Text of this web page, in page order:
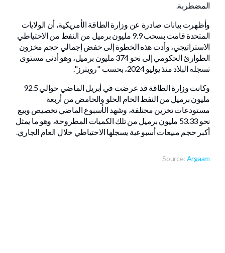
المضطربة.
وأظهرت بيانات صادرة عن وزارة الطاقة الأمريكية، أن الولايات
المتحدة قامت بسحب 9.9 مليون برميل من النفط من الاحتياطي
الاستراتيجي، وأدت هذه الخطوة إلى خفض إجمالي حجم مخزون
الطوارئ الحكومي إلى نحو 374 مليون برميل، وهو أدنى مستوى
تسجله البلاد منذ يوليو 2024، بحسب "رويترز".
وكانت وزارة الطاقة قد عرضت في أبريل الماضي حوالي 92.5
مليون برميل من النفط الخام الحلو والحامض من أربعة
مستودعات تخزين مختلفة، وشهد الأسبوع الماضي تخصيص وبيع
نحو 53.33 مليون برميل من تلك الكميات المطروحة، وهو ما يمثل
أكبر حجم مبيعات أسبوعية يسجلها الاحتياطي خلال العام الجاري.
Source: Argaam